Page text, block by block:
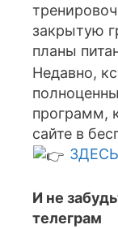
закрытую
планы
Недавно,
программ,
сайте в
ЗДЕСЬ
И не
телеграм